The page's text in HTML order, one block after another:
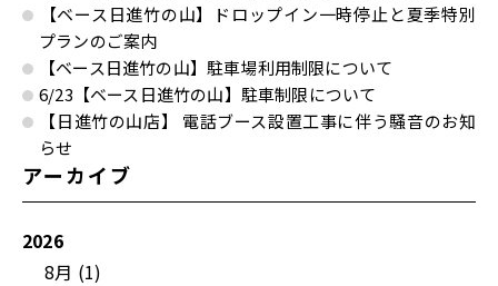
【ベース日進竹の山】ドロップイン一時停止と夏季特別
プランのご案内
【ベース日進竹の山】駐車場利用制限について
6/23【ベース日進竹の山】駐車制限について
【日進竹の山店】 電話ブース設置工事に伴う騒音のお知
らせ
アーカイブ
2026
8月 (1)